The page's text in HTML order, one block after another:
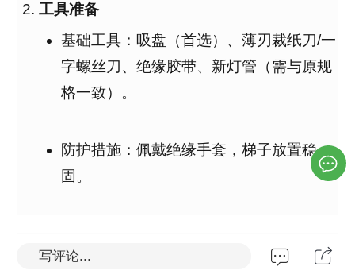
工具准备
基础工具：吸盘（首选）、薄刃裁纸刀/一
字螺丝刀、绝缘胶带、新灯管（需与原规
格一致） 。
防护措施：佩戴绝缘手套，梯子放置稳
固。
二、拆卸铝扣板与灯具（分形状操
写评论...